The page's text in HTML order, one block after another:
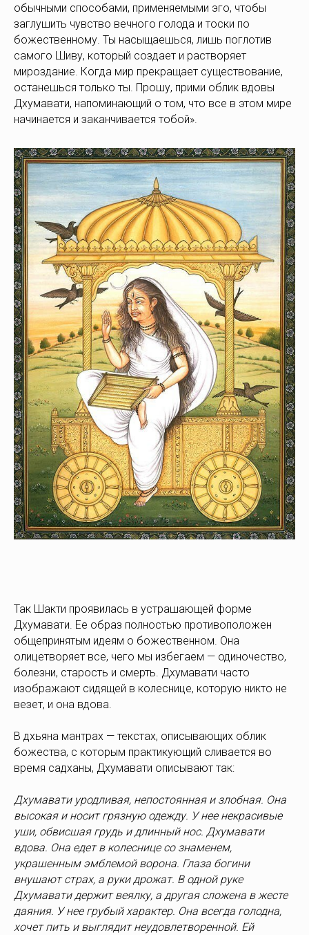
обычными способами, применяемыми эго, чтобы
заглушить чувство вечного голода и тоски по
божественному. Ты насыщаешься, лишь поглотив
самого Шиву, который создает и растворяет
мироздание. Когда мир прекращает существование,
останешься только ты. Прошу, прими облик вдовы
Дхумавати, напоминающий о том, что все в этом мире
начинается и заканчивается тобой».
Так Шакти проявилась в устрашающей форме
Дхумавати. Ее образ полностью противоположен
общепринятым идеям о божественном. Она
олицетворяет все, чего мы избегаем — одиночество,
болезни, старость и смерть. Дхумавати часто
изображают сидящей в колеснице, которую никто не
везет, и она вдова.
В дхьяна мантрах — текстах, описывающих облик
божества, с которым практикующий сливается во
время садханы, Дхумавати описывают так:
Дхумавати уродливая, непостоянная и злобная. Она
высокая и носит грязную одежду. У нее некрасивые
уши, обвисшая грудь и длинный нос. Дхумавати
вдова. Она едет в колеснице со знаменем,
украшенным эмблемой ворона. Глаза богини
внушают страх, а руки дрожат. В одной руке
Дхумавати держит веялку, а другая сложена в жесте
даяния. У нее грубый характер. Она всегда голодна,
хочет пить и выглядит неудовлетворенной. Ей